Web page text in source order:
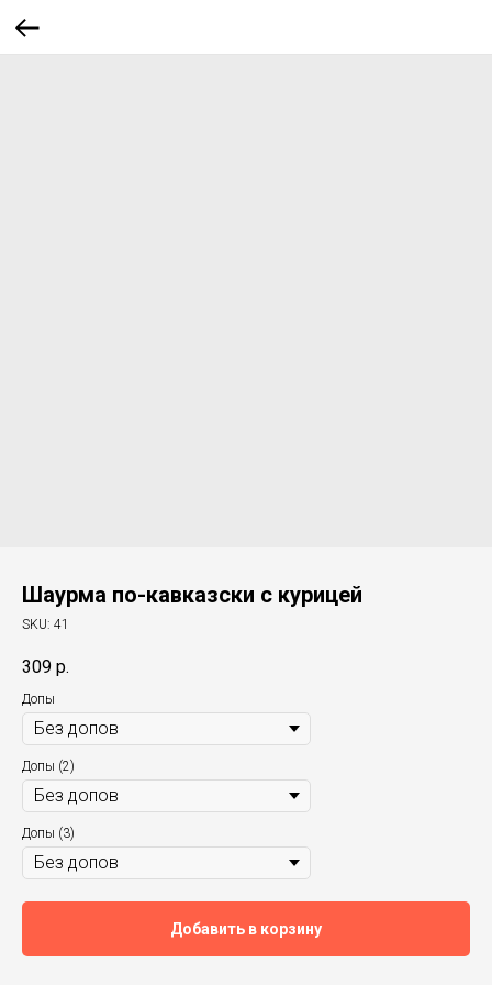
Шаурма по-кавказски с курицей
SKU: 41
309 р.
Допы
Допы (2)
Допы (3)
Добавить в корзину